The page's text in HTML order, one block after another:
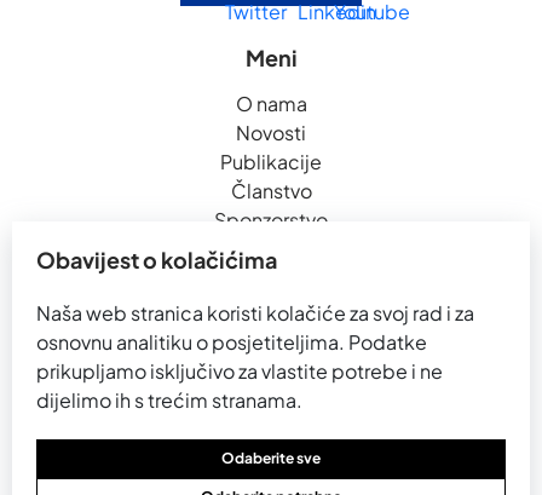
Meni
O nama
Novosti
Publikacije
Članstvo
Sponzorstvo
Kontakt
Partneri
Obavijest o kolačićima
Naša web stranica koristi kolačiće za svoj rad i za
osnovnu analitiku o posjetiteljima. Podatke
prikupljamo isključivo za vlastite potrebe i ne
dijelimo ih s trećim stranama.
Odaberite sve